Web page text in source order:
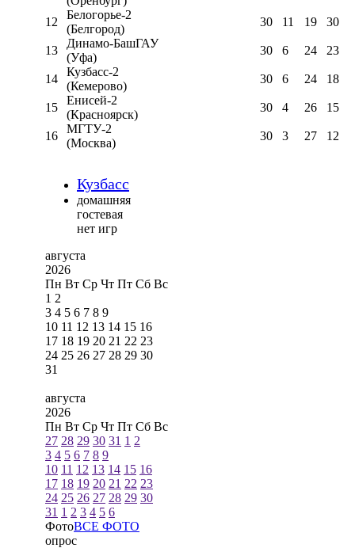
12
Белогорье-2
(Белгород)
30 11 19 30
13
Динамо-БашГАУ
(Уфа)
30 6 24 23
14
Кузбасс-2
(Кемерово)
30 6 24 18
15
Енисей-2
(Красноярск)
30 4 26 15
16
МГТУ-2
(Москва)
30 3 27 12
Кузбасс
домашняя
гостевая
нет игр
августа
2026
Пн Вт Ср Чт Пт Сб Вс
1 2
3 4 5 6 7 8 9
10 11 12 13 14 15 16
17 18 19 20 21 22 23
24 25 26 27 28 29 30
31
августа
2026
Пн Вт Ср Чт Пт Сб Вс
27 28 29 30 31 1 2
3 4 5 6 7 8 9
10 11 12 13 14 15 16
17 18 19 20 21 22 23
24 25 26 27 28 29 30
31 1 2 3 4 5 6
ФотоВСЕ ФОТО
опрос